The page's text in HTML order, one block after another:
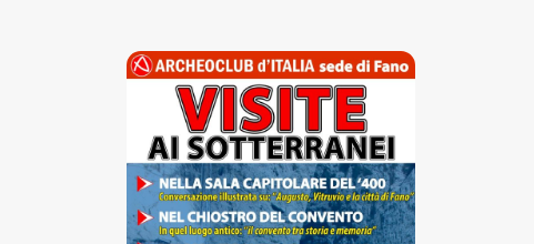
Guide
Fano
Accessibili